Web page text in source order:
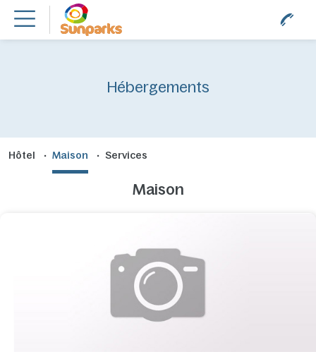
Hébergements
Hôtel Maison Services
Maison